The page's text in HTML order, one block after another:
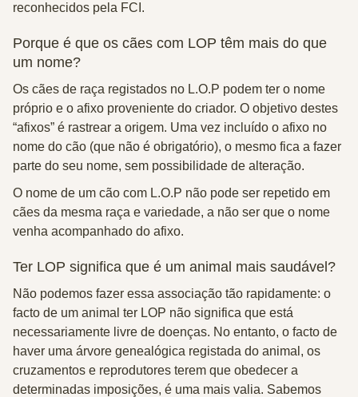
reconhecidos pela FCI.
Porque é que os cães com LOP têm mais do que
um nome?
Os cães de raça registados no L.O.P podem ter o nome
próprio e o afixo proveniente do criador. O objetivo destes
“afixos” é rastrear a origem. Uma vez incluído o afixo no
nome do cão (que não é obrigatório), o mesmo fica a fazer
parte do seu nome, sem possibilidade de alteração.
O nome de um cão com L.O.P não pode ser repetido em
cães da mesma raça e variedade, a não ser que o nome
venha acompanhado do afixo.
Ter LOP significa que é um animal mais saudável?
Não podemos fazer essa associação tão rapidamente: o
facto de um animal ter LOP não significa que está
necessariamente livre de doenças. No entanto, o facto de
haver uma árvore genealógica registada do animal, os
cruzamentos e reprodutores terem que obedecer a
determinadas imposições, é uma mais valia. Sabemos